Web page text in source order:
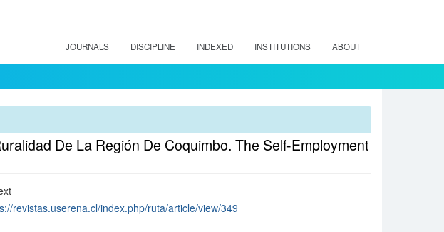
JOURNALS DISCIPLINE INDEXED INSTITUTIONS ABOUT
De La Región De Coquimbo. The Self-Employment
revistas.userena.cl/index.php/ruta/article/view/349